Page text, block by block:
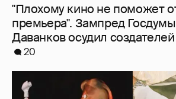
"Плохому кино не поможет
премьера". Зампред
Даванков осудил
20